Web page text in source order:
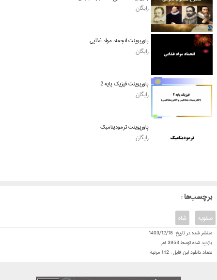
رایگان
پاورپوینت انجماد مواد غذایی
رایگان
پاورپوینت فیزیک پایه 2
رایگان
پاورپوینت ترمودینامیک
رایگان
: برچسب‌ها
شاه صفویه
منتشر شده در تاریخ: 1403/12/18
بازدید شده توسط3953نفر
تعداد دانلود این فایل : 142مرتبه